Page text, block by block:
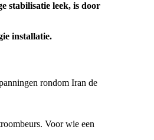
stabilisatie leek, is door
installatie.
rondom Iran de
Voor wie een